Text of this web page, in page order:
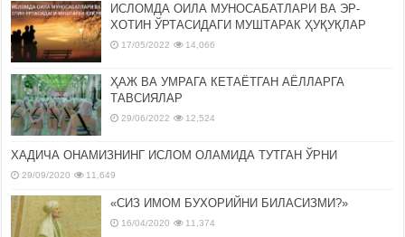
ИСЛОМДА ОИЛА МУНОСАБАТЛАРИ ВА ЭР-
ХОТИН ЎРТАСИДАГИ МУШТАРАК ҲУҚУҚЛАР
17/05/2022 14,066
ҲАЖ ВА УМРАГА КЕТАЁТГАН АЁЛЛАРГА
ТАВСИЯЛАР
29/06/2022 12,524
ХАДИЧА ОНАМИЗНИНГ ИСЛОМ ОЛАМИДА ТУТГАН ЎРНИ
29/09/2020 11,649
«СИЗ ИМОМ БУХОРИЙНИ БИЛАСИЗМИ?»
16/04/2020 11,374